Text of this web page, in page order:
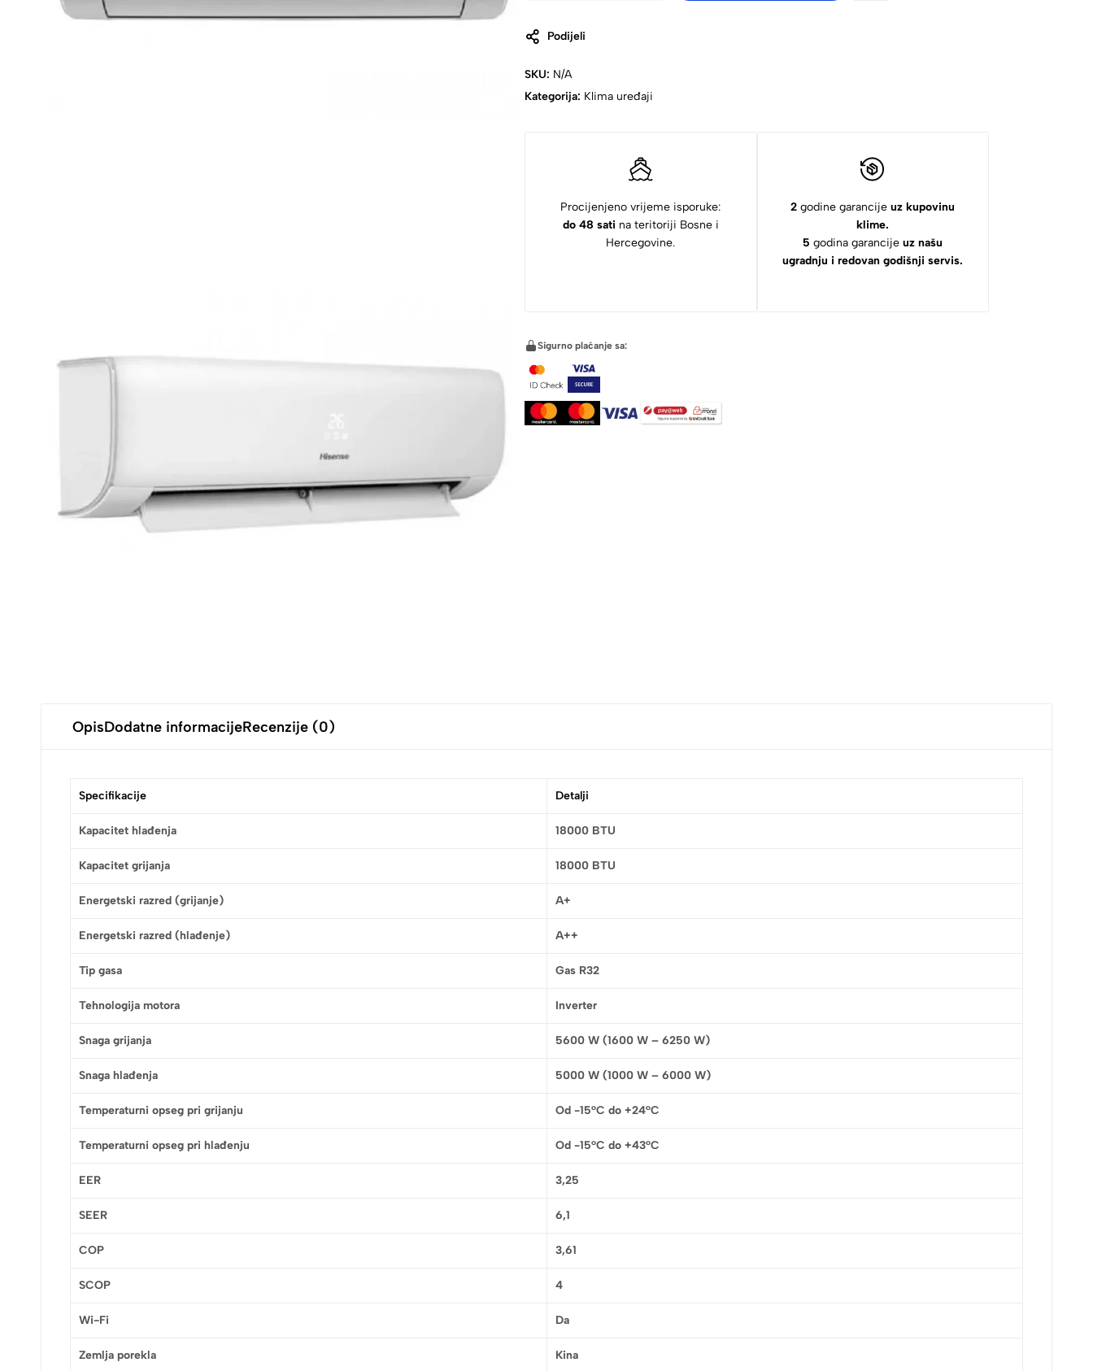
Podijeli
SKU: N/A
Kategorija: Klima uređaji
Procijenjeno vrijeme isporuke:
do 48 sati na teritoriji Bosne i
Hercegovine.
2 godine garancijeuz kupovinu
klime.
5 godina garancijeuz našu
ugradnju i redovan godišnji servis.
Sigurno plaćanje sa:
OpisDodatne informacijeRecenzije (0)
Specifikacije Detalji
Kapacitet hlađenja 18000 BTU
Kapacitet grijanja 18000 BTU
Energetski razred (grijanje) A+
Energetski razred (hlađenje) A++
Tip gasa Gas R32
Tehnologija motora Inverter
Snaga grijanja 5600 W (1600 W – 6250 W)
Snaga hlađenja 5000 W (1000 W – 6000 W)
Temperaturni opseg pri grijanju Od -15°C do +24°C
Temperaturni opseg pri hlađenju Od -15°C do +43°C
EER 3,25
SEER 6,1
COP 3,61
SCOP 4
Wi-Fi Da
Zemlja porekla Kina